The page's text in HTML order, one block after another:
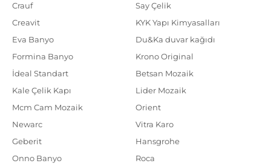
Crauf
Creavit
Eva Banyo
Formina Banyo
İdeal Standart
Kale Çelik Kapı
Mcm Cam Mozaik
Newarc
Geberit
Onno Banyo
Say Çelik
KYK Yapı Kimyasalları
Du&Ka duvar kağıdı
Krono Original
Betsan Mozaik
Lider Mozaik
Orient
Vitra Karo
Hansgrohe
Roca